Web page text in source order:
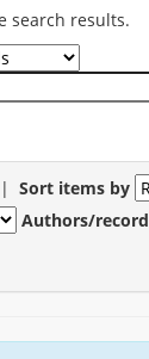
search results.
| Sort items by
Authors/record